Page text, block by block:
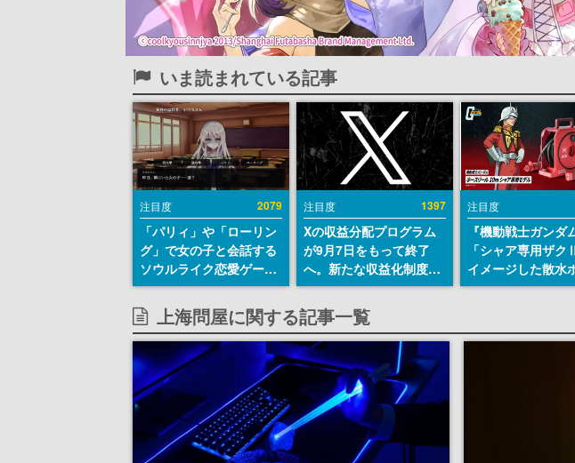
いま読まれている記事
注目度 2079
「パリィ」や「ローリン
グ」で女の子と会話する
ソウルライク恋愛ゲーム
『小早川さんはソウルラ
イク』無料公開。返事に
失敗すると「YOU
DIED」
注目度 1397
Xの収益分配プログラム
が9月7日をもって終了
へ。新たな収益化制度
「Original Content
Rewards Program」を
発表
注目度
『機動戦士ガンダ
「シャア専用ザ
イメージした散水
リールが予約開始
エンブレム、型式
上海問屋に関する記事一覧